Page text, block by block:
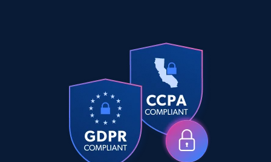
Prueba gratuita
TikTok - Profiles - Discover by search URL
and country